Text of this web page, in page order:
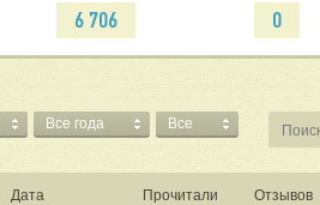
6 706 0
Все года Все
Дата Прочитали Отзывов